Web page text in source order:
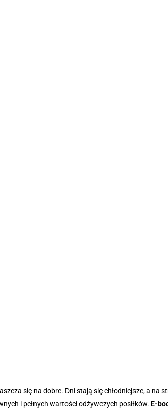
się na dobre. Dni stają się chłodniejsze, a na
i pełnych wartości odżywczych posiłków. E-